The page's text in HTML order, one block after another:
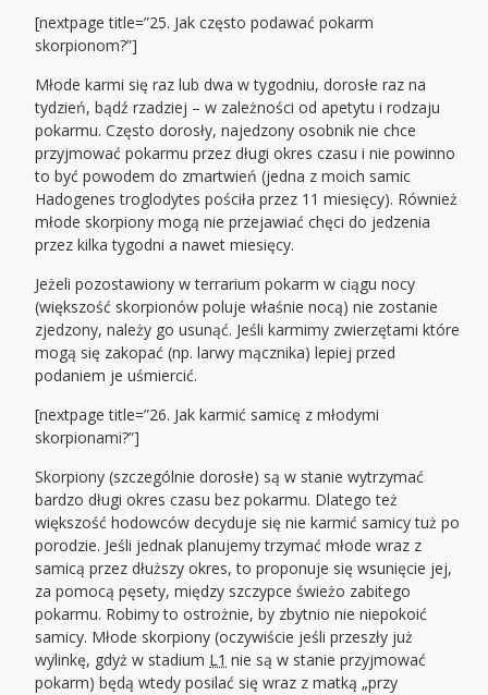
[nextpage title=”25. Jak często podawać pokarm
skorpionom?”]
Młode karmi się raz lub dwa w tygodniu, dorosłe raz na
tydzień, bądź rzadziej – w zależności od apetytu i rodzaju
pokarmu. Często dorosły, najedzony osobnik nie chce
przyjmować pokarmu przez długi okres czasu i nie powinno
to być powodem do zmartwień (jedna z moich samic
Hadogenes troglodytes pościła przez 11 miesięcy). Również
młode skorpiony mogą nie przejawiać chęci do jedzenia
przez kilka tygodni a nawet miesięcy.
Jeżeli pozostawiony w terrarium pokarm w ciągu nocy
(większość skorpionów poluje właśnie nocą) nie zostanie
zjedzony, należy go usunąć. Jeśli karmimy zwierzętami które
mogą się zakopać (np. larwy mącznika) lepiej przed
podaniem je uśmiercić.
[nextpage title=”26. Jak karmić samicę z młodymi
skorpionami?”]
Skorpiony (szczególnie dorosłe) są w stanie wytrzymać
bardzo długi okres czasu bez pokarmu. Dlatego też
większość hodowców decyduje się nie karmić samicy tuż po
porodzie. Jeśli jednak planujemy trzymać młode wraz z
samicą przez dłuższy okres, to proponuje się wsunięcie jej,
za pomocą pęsety, między szczypce świeżo zabitego
pokarmu. Robimy to ostrożnie, by zbytnio nie niepokoić
samicy. Młode skorpiony (oczywiście jeśli przeszły już
wylinkę, gdyż w stadium L1 nie są w stanie przyjmować
pokarm) będą wtedy posilać się wraz z matką „przy